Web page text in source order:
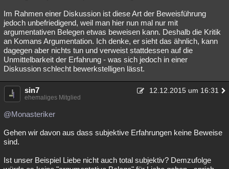
Im Rahmen einer Diskussion ist diese Art der Beweisführung
jedoch unbefriedigend, weil man hier nun mal nur mit
argumentativen Belegen etwas beweisen kann. Deshalb die Kritik
an Komans Argumentation. Ich denke, er sieht das ähnlich, kann
dagegen aber nichts tun und verweist stattdessen auf die
Unmittelbarkeit der Erfahrung - was sich jedoch in einer
Diskussion schlecht bewerkstelligen lässt.
sin7 12.12.2015 um 16:31
ehemaliges Mitglied
@Monasteriker
Gehen wir davon aus dass subjektive Erfahrungen keine Beweise
sind.
Ist unser Beispiel Liebe nicht auch total subjektiv? Demzufolge